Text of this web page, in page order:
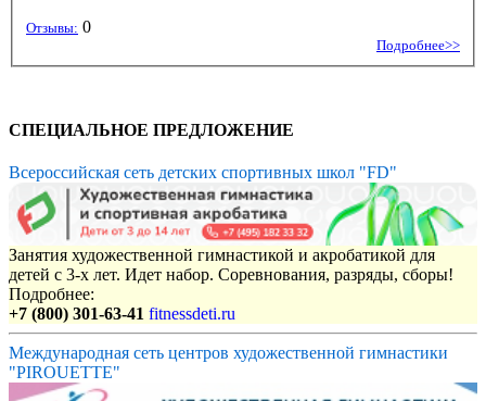
Отзывы: 0
Подробнее>>
СПЕЦИАЛЬНОЕ ПРЕДЛОЖЕНИЕ
Всероссийская сеть детских спортивных школ "FD"
Занятия художественной гимнастикой и акробатикой для
детей с 3-х лет. Идет набор. Соревнования, разряды, сборы!
Подробнее:
+7 (800) 301-63-41 fitnessdeti.ru
Международная сеть центров художественной гимнастики
"PIROUETTE"